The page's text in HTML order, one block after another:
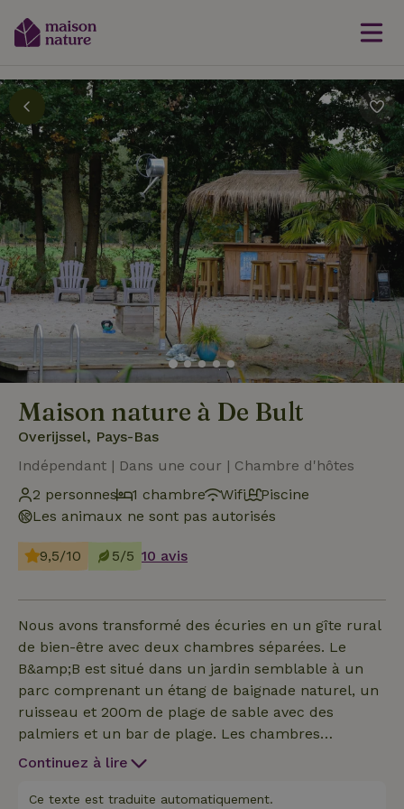
Maison nature à De Bult
Overijssel, Pays-Bas
Indépendant | Dans une cour | Chambre d'hôtes
2 personnes
1 chambre Wifi
Piscine
Les animaux ne sont pas autorisés
9,5/10 5/5 10 avis
Nous avons transformé des écuries en un gîte rural
de bien-être avec deux chambres séparées. Le
B&amp;B est situé dans un jardin semblable à un
parc comprenant un étang de baignade naturel, un
ruisseau et 200m de plage de sable avec des
palmiers et un bar de plage. Les chambres
disposent de sanitaires privés, de la climatisation,
luxe (2,10 m !) Il y a un coin repas/table de travail et
Continuez à lire
Ce texte est traduite automatiquement.